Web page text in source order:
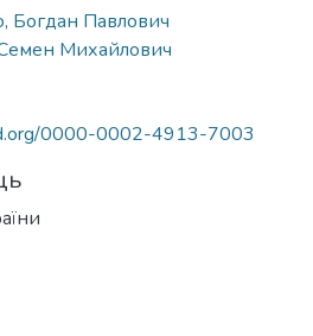
Богдан Павлович
Михайлович
0000-0002-4913-7003